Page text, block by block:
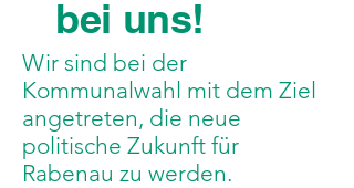
bei uns!
Wir sind bei der
Kommunalwahl mit dem Ziel
angetreten, die neue
politische Zukunft für
Rabenau zu werden.